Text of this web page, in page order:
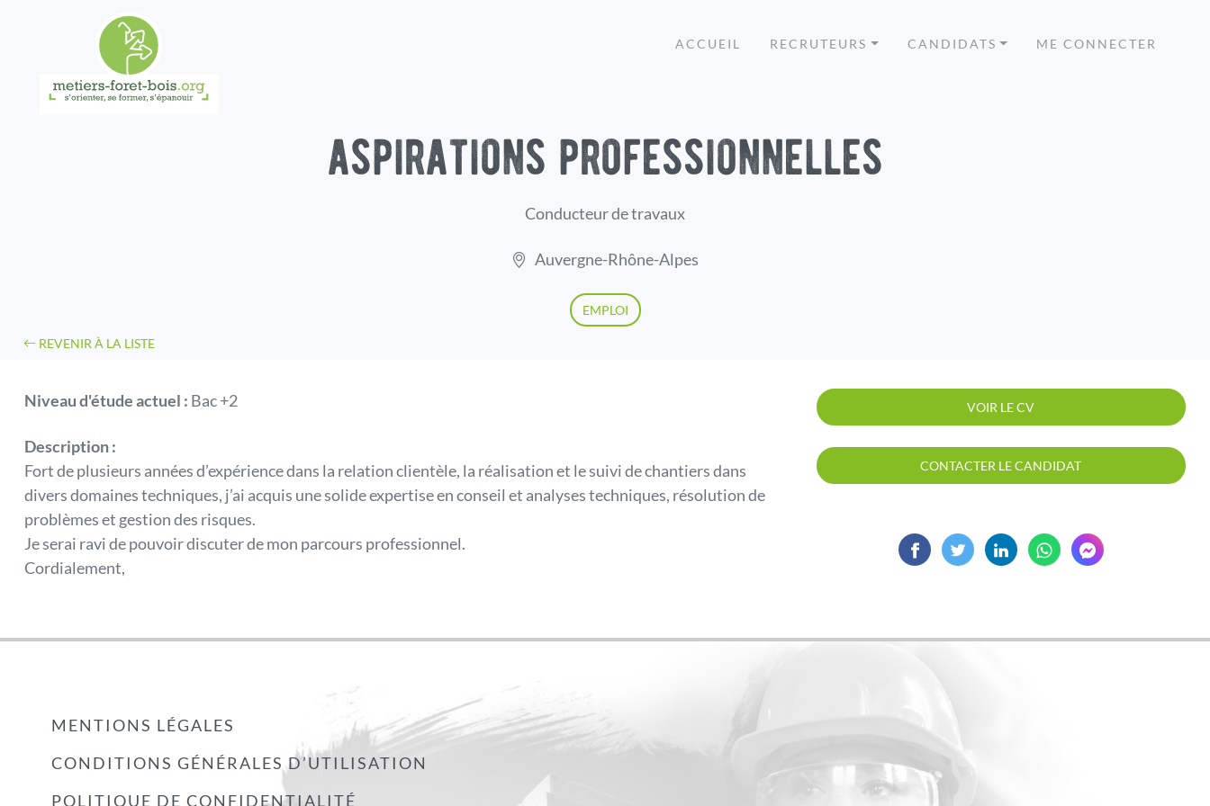
ACCUEIL RECRUTEURS CANDIDATS ME CONNECTER
aspirations professionnelles
Conducteur de travaux
Auvergne-Rhône-Alpes
EMPLOI
REVENIR À LA LISTE
Niveau d'étude actuel : Bac +2
Description :
Fort de plusieurs années d’expérience dans la relation clientèle, la réalisation et le suivi de chantiers dans
divers domaines techniques, j’ai acquis une solide expertise en conseil et analyses techniques, résolution de
problèmes et gestion des risques.
Je serai ravi de pouvoir discuter de mon parcours professionnel.
Cordialement,
VOIR LE CV
CONTACTER LE CANDIDAT
MENTIONS LÉGALES
CONDITIONS GÉNÉRALES D’UTILISATION
POLITIQUE DE CONFIDENTIALITÉ